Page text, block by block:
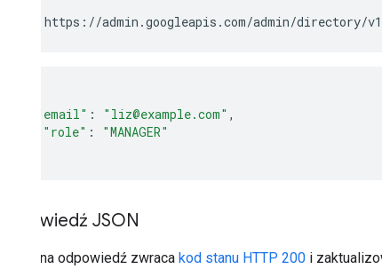
PUT https://admin.googleapis.com/admin/directory/v1/
"email" : "liz@example.com" ,
"role" :
"MANAGER"
Odpowiedź JSON
Pomyślna odpowiedź zwraca kod stanu HTTP 200 i